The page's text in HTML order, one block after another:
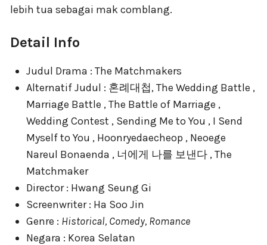
lebih tua sebagai mak comblang.
Detail Info
Judul Drama : The Matchmakers
Alternatif Judul : 혼례대첩, The Wedding Battle ,
Marriage Battle , The Battle of Marriage ,
Wedding Contest , Sending Me to You , I Send
Myself to You , Hoonryedaecheop , Neoege
Nareul Bonaenda , 너에게 나를 보낸다 , The
Matchmaker
Director : Hwang Seung Gi
Screenwriter : Ha Soo Jin
Genre : Historical, Comedy, Romance
Negara : Korea Selatan